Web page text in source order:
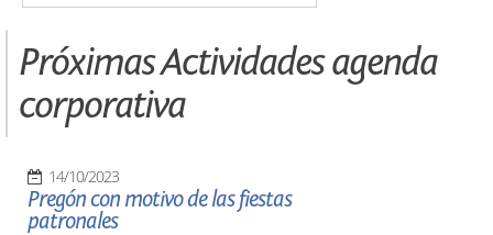
Próximas Actividades agenda
corporativa
14/10/2023
Pregón con motivo de las fiestas
patronales